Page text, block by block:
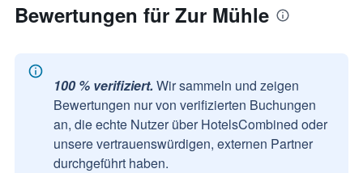
Bewertungen für Zur Mühle
100 % verifiziert. Wir sammeln und zeigen
Bewertungen nur von verifizierten Buchungen
an, die echte Nutzer über HotelsCombined oder
unsere vertrauenswürdigen, externen Partner
durchgeführt haben.